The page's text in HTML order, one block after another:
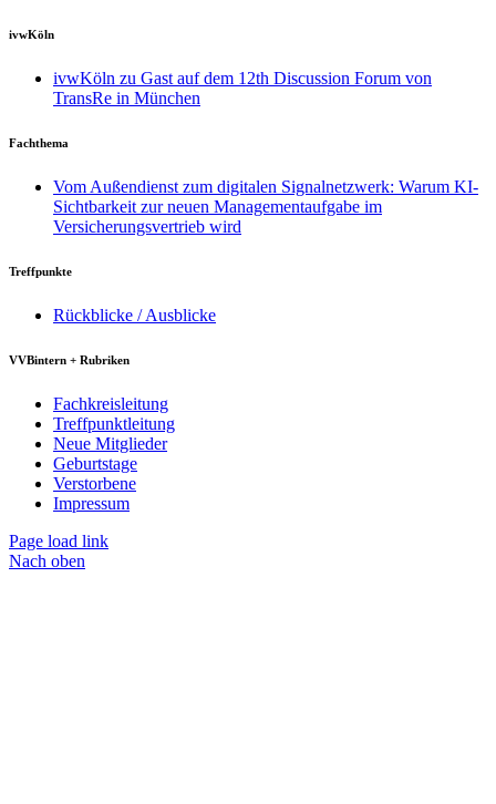
ivwKöln
ivwKöln zu Gast auf dem 12th Discussion Forum von
TransRe in München
Fachthema
Vom Außendienst zum digitalen Signalnetzwerk: Warum KI-
Sichtbarkeit zur neuen Managementaufgabe im
Versicherungsvertrieb wird
Treffpunkte
Rückblicke / Ausblicke
VVBintern + Rubriken
Fachkreisleitung
Treffpunktleitung
Neue Mitglieder
Geburtstage
Verstorbene
Impressum
Page load link
Nach oben